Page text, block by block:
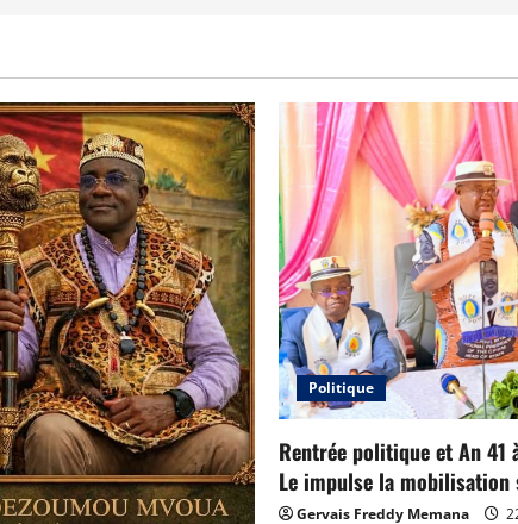
Politique
Rentrée politique et An 41
Le impulse la mobilisation
Gervais Freddy Memana